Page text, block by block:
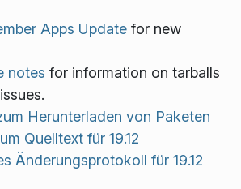
Apps Update for new
notes for information on tarballs
Herunterladen von Paketen
Quelltext für 19.12
Änderungsprotokoll für 19.12